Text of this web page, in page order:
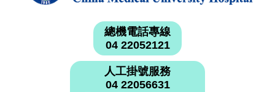
總機電話專線
04 22052121
人工掛號服務
04 22056631